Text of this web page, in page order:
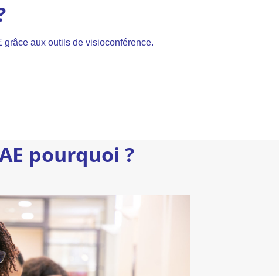
grâce aux outils de visioconférence.
pourquoi ?